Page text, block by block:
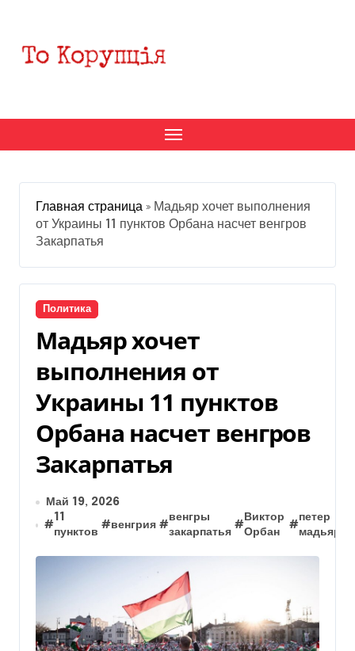
содержанию
Главная страница » Мадьяр хочет выполнения
от Украины 11 пунктов Орбана насчет венгров
Закарпатья
Политика
Мадьяр хочет
выполнения от
Украины 11 пунктов
Орбана насчет венгров
Закарпатья
Май 19, 2026
#
11
пунктов
#венгрия #
венгры
закарпатья
#
Виктор
Орбан
#
петер
мадьяр